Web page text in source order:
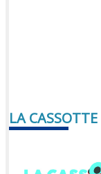
LA CASSOTTE